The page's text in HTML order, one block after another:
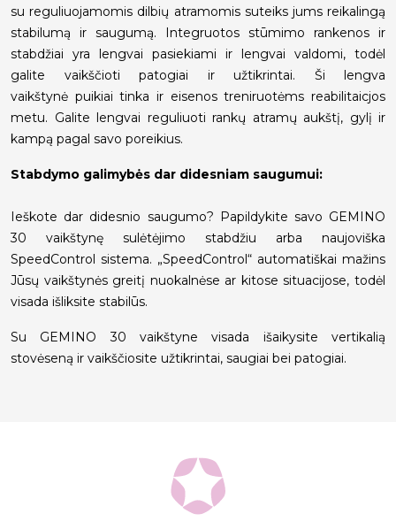
su reguliuojamomis dilbių atramomis suteiks jums reikalingą
stabilumą ir saugumą. Integruotos stūmimo rankenos ir
stabdžiai yra lengvai pasiekiami ir lengvai valdomi, todėl
galite vaikščioti patogiai ir užtikrintai. Ši lengva
vaikštynė puikiai tinka ir eisenos treniruotėms reabilitaicjos
metu. Galite lengvai reguliuoti rankų atramų aukštį, gylį ir
kampą pagal savo poreikius.
Stabdymo galimybės dar didesniam saugumui:
Ieškote dar didesnio saugumo? Papildykite savo GEMINO
30 vaikštynę sulėtėjimo stabdžiu arba naujoviška
SpeedControl sistema. „SpeedControl“ automatiškai mažins
Jūsų vaikštynės greitį nuokalnėse ar kitose situacijose, todėl
visada išliksite stabilūs.
Su GEMINO 30 vaikštyne visada išaikysite vertikalią
stovėseną ir vaikščiosite užtikrintai, saugiai bei patogiai.